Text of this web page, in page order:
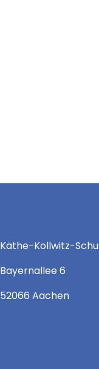
Käthe-Kollwitz-
Bayernallee 6
52066 Aachen